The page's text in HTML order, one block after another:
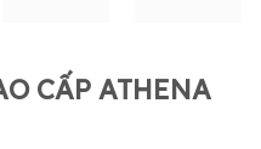
CẤP ATHENA